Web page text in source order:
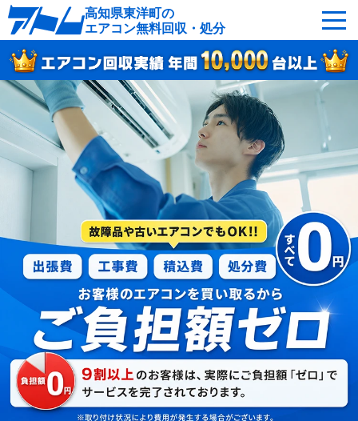
高知県東洋町の
エアコン無料回収・処分
サービスの特徴 回収可能なエアコン
対応エリア 回収の流れ
よくあるご質問 運営会社
東洋町へ無料出張
最短即日 お急ぎの方はこちら
050-5482-9461
受付：24時間年中無休（通話料無料）
LINEやメールでカンタン依頼
メールで回収依頼 LINEで回収依頼